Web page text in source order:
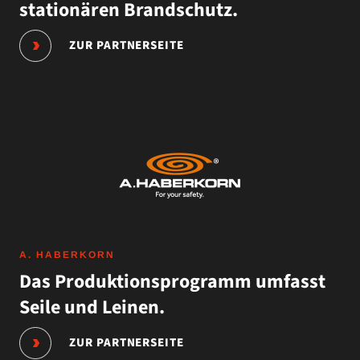
stationären Brandschutz.
ZUR PARTNERSEITE
A. HABERKORN
Das Produktionsprogramm umfasst
Seile und Leinen.
ZUR PARTNERSEITE